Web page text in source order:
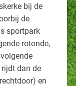
bij de
de
sportpark
rotonde,
dan de
en